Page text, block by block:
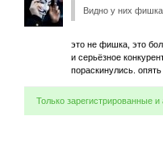
Видно у них
это не фишка, это
и серьёзное
пораскинулись.
Только зарегистрированные